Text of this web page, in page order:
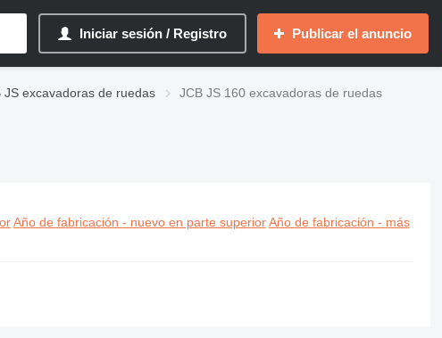
Iniciar sesión / Registro Publicar el anuncio
JS excavadoras de ruedas JCB JS 160 excavadoras de ruedas
Año de fabricación - nuevo en parte superior Año de fabricación - más